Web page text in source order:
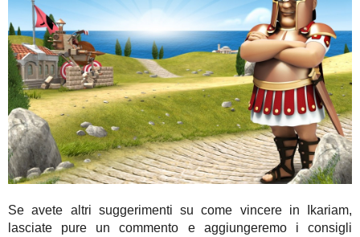
Se avete altri suggerimenti su come vincere in Ikariam,
lasciate pure un commento e aggiungeremo i consigli